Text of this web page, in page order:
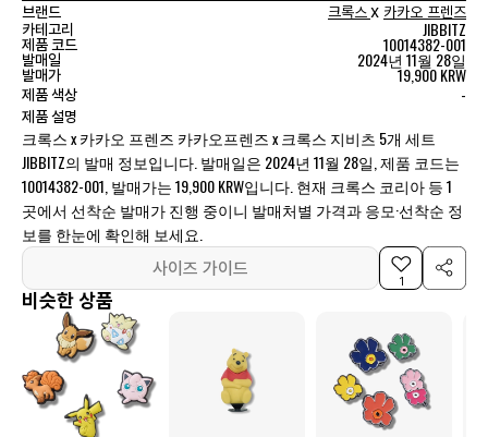
브랜드 크록스x 카카오 프렌즈
카테고리
JIBBITZ
제품 코드 10014382-001
발매일 2024년 11월 28일
발매가 19,900 KRW
제품 색상 -
제품 설명
크록스 x 카카오 프렌즈 카카오프렌즈 x 크록스 지비츠 5개 세트
JIBBITZ의 발매 정보입니다. 발매일은 2024년 11월 28일, 제품 코드는
10014382-001, 발매가는 19,900 KRW입니다. 현재 크록스 코리아 등 1
곳에서 선착순 발매가 진행 중이니 발매처별 가격과 응모·선착순 정
보를 한눈에 확인해 보세요.
사이즈 가이드
1
비슷한 상품